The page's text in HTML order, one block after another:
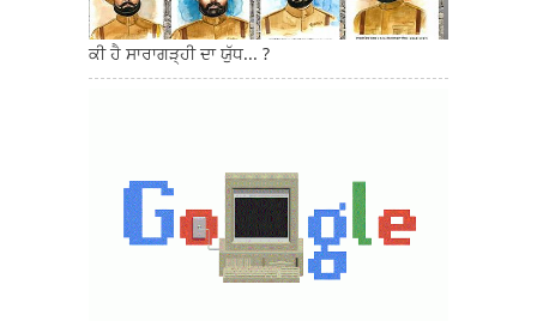
ਕੀ ਹੈ ਸਾਰਾਗੜ੍ਹੀ ਦਾ ਯੁੱਧ... ?